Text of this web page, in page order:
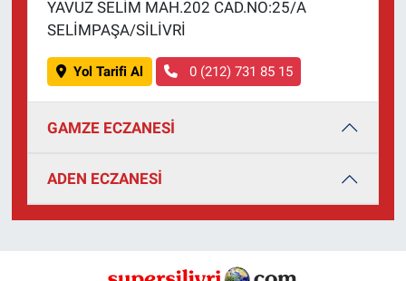
YAVUZ SELİM MAH.202 CAD.NO:25/A
SELİMPAŞA/SİLİVRİ
Yol Tarifi Al 0 (212) 731 85 15
GAMZE ECZANESİ
ADEN ECZANESİ